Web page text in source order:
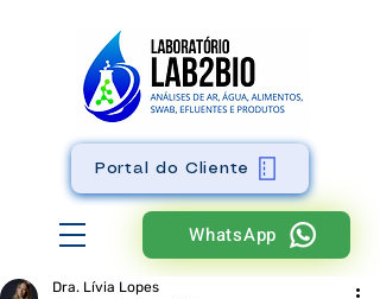
WhatsApp
Portal do Cliente
Dra. Lívia Lopes